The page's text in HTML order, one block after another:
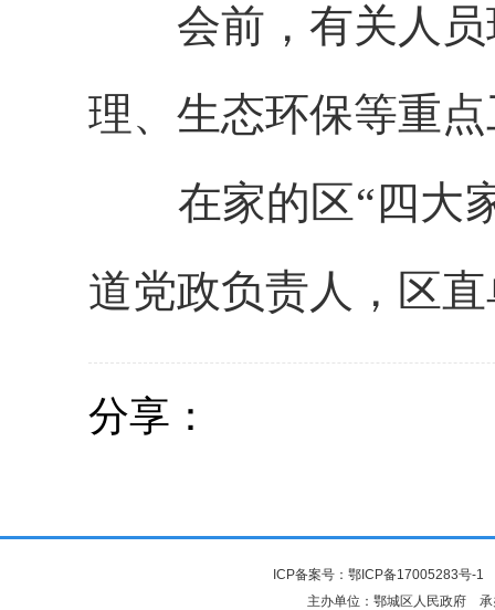
会前，有关人
理、生态环保等重
在家的区“四大
道党政负责人，区
分享：
ICP备案号： 鄂ICP备17005283号-1
主办单位：鄂城区人民政府